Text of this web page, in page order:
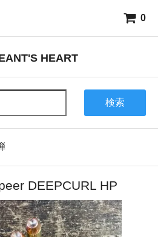
0
HEART
検索
DEEPCURL HP